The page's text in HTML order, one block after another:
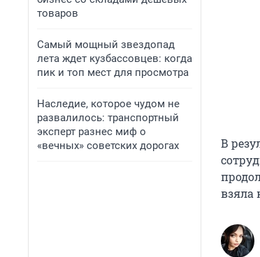
товаров
Самый мощный звездопад
лета ждет кузбассовцев: когда
пик и топ мест для просмотра
Наследие, которое чудом не
развалилось: транспортный
эксперт разнес миф о
«вечных» советских дорогах
В
взяла